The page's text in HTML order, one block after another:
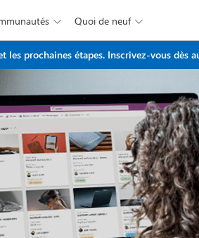
 Quoi de neuf 
les prochaines étapes. Inscrivez-vous dès